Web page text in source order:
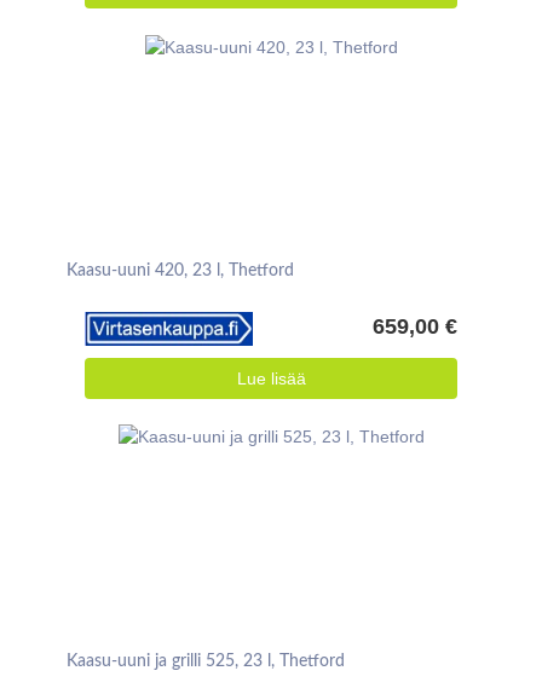
Kaasu-uuni 420, 23 l, Thetford
659,00 €
Lue lisää
Kaasu-uuni ja grilli 525, 23 l, Thetford